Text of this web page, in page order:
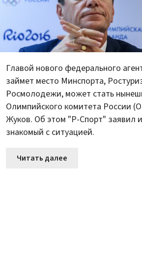
Главой нового федерального
займет место Минспорта,
Росмолодежи, может стать
Олимпийского комитета России
Жуков. Об этом "Р-Спорт" заявил
знакомый с ситуацией.
Читать далее